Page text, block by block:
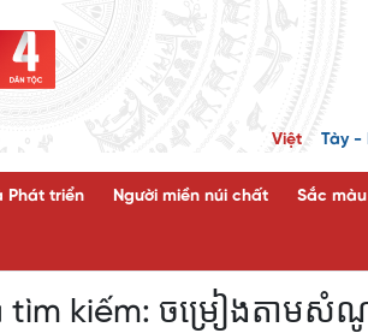
Việt Tày -
Phát triển Người miền núi chất Sắc
tìm kiếm: ចម្រៀងតាមសំ